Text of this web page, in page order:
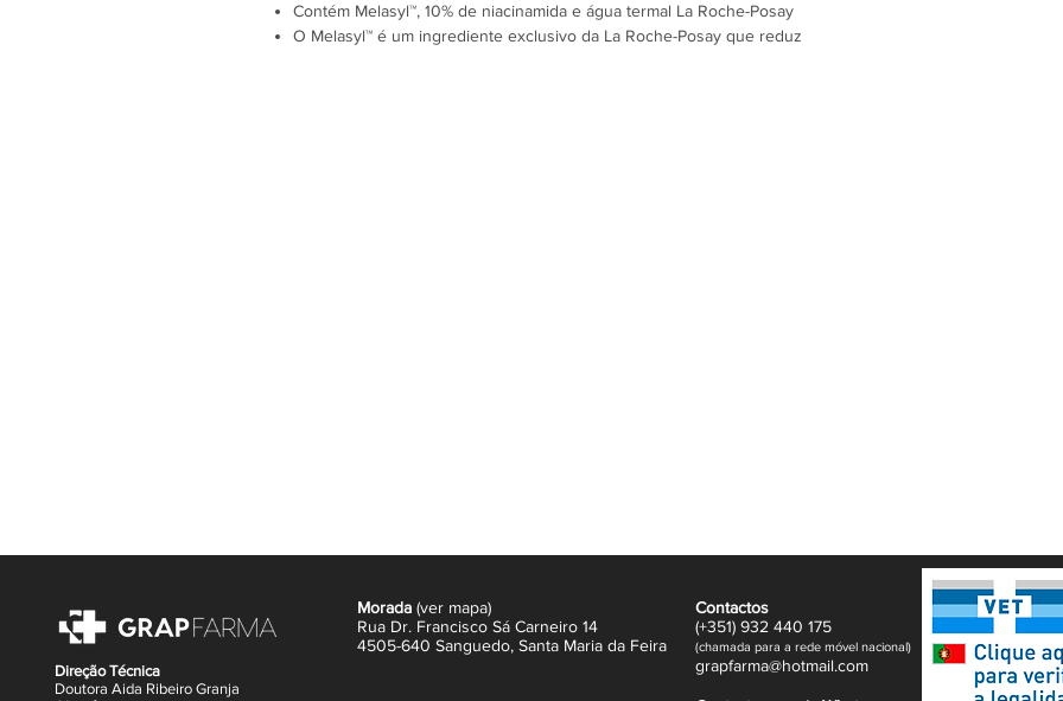
Contém Melasyl™, 10% de niacinamida e água termal La Roche-Posay
O Melasyl™ é um ingrediente exclusivo da La Roche-Posay que reduz
Direção Técnica
Doutora Aida Ribeiro Granja
Contactos
(+351) 932 440 175
(chamada para a rede móvel nacional)
grapfarma@hotmail.com
Morada (ver mapa)
Rua Dr. Francisco Sá Carneiro 14
4505-640 Sanguedo, Santa Maria da Feira